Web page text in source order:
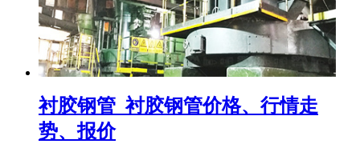
衬胶钢管_衬胶钢管价格、行情走
势、报价